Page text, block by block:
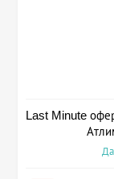
Last Minute